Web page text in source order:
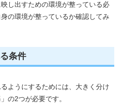
し出すための環境が整っている必
の環境が整っているか確認してみ
条件
ようにするためには、大きく分け
の2つが必要です。